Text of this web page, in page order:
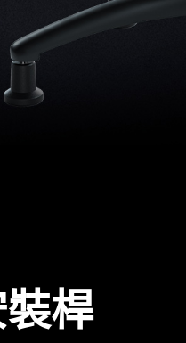
桿